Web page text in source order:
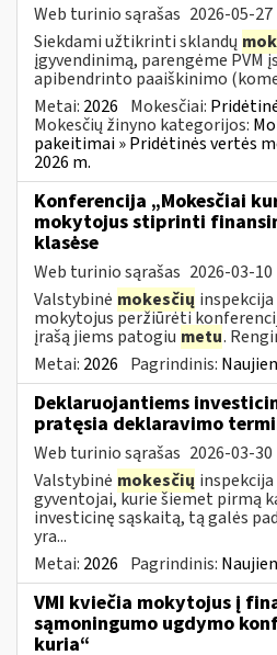
Web turinio sąrašas 2026-05-27
Siekdami užtikrinti sklandų
įgyvendinimą, parengėme PVM
apibendrinto paaiškinimo
Metai: 2026 Mokesčiai:
Mokesčių žinyno kategorijos:
pakeitimai » Pridėtinės vertės
2026 m.
Konferencija „Mokesčiai
mokytojus stiprinti
klasėse
Web turinio sąrašas 2026-03-10
Valstybinė mokesčių
mokytojus peržiūrėti
įrašą jiems patogiu metu.
Metai: 2026 Pagrindinis:
Deklaruojantiems
pratęsia deklaravimo
Web turinio sąrašas 2026-03-30
Valstybinė mokesčių
gyventojai, kurie šiemet pirmą
investicinę sąskaitą, tą galės
yra...
Metai: 2026 Pagrindinis:
VMI kviečia mokytojus į
sąmoningumo ugdymo
kuria“